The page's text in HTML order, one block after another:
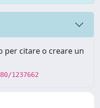
per citare o creare un
1237662